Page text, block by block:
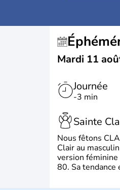
Mardi 11
Journée
-3 min
Sainte
Nous fêtons
Clair au
version féminine
80. Sa